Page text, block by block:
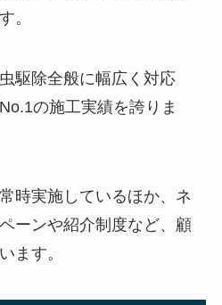
。
駆除全般に幅広く対応
の施工実績を誇りま
時実施しているほか、ネ
ーンや紹介制度など、顧
ます。